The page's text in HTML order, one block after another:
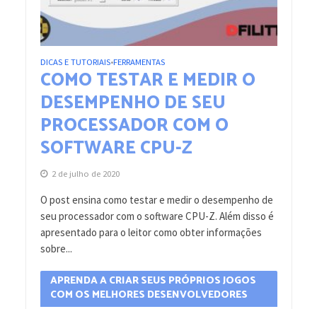
DICAS E TUTORIAIS•FERRAMENTAS
COMO TESTAR E MEDIR O
DESEMPENHO DE SEU
PROCESSADOR COM O
SOFTWARE CPU-Z
2 de julho de 2020
O post ensina como testar e medir o desempenho de
seu processador com o software CPU-Z. Além disso é
apresentado para o leitor como obter informações
sobre...
APRENDA A CRIAR SEUS PRÓPRIOS JOGOS
COM OS MELHORES DESENVOLVEDORES